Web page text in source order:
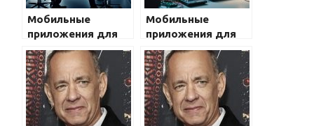
Мобильные
приложения для
здоровья: что
выбрать?
Мобильные
приложения для
здоровья: что
выбрать?